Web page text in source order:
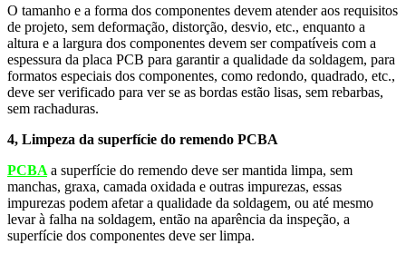
O tamanho e a forma dos componentes devem atender aos requisitos
de projeto, sem deformação, distorção, desvio, etc., enquanto a
altura e a largura dos componentes devem ser compatíveis com a
espessura da placa PCB para garantir a qualidade da soldagem, para
formatos especiais dos componentes, como redondo, quadrado, etc.,
deve ser verificado para ver se as bordas estão lisas, sem rebarbas,
sem rachaduras.
4, Limpeza da superfície do remendo PCBA
PCBA a superfície do remendo deve ser mantida limpa, sem
manchas, graxa, camada oxidada e outras impurezas, essas
impurezas podem afetar a qualidade da soldagem, ou até mesmo
levar à falha na soldagem, então na aparência da inspeção, a
superfície dos componentes deve ser limpa.